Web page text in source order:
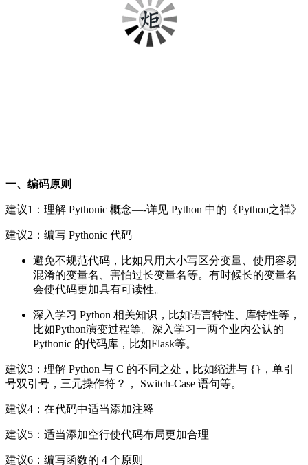
一、编码原则
建议1：理解 Pythonic 概念—-详见 Python 中的《Python之禅》
建议2：编写 Pythonic 代码
避免不规范代码，比如只用大小写区分变量、使用容易
混淆的变量名、害怕过长变量名等。有时候长的变量名
会使代码更加具有可读性。
深入学习 Python 相关知识，比如语言特性、库特性等，
比如Python演变过程等。深入学习一两个业内公认的
Pythonic 的代码库，比如Flask等。
建议3：理解 Python 与 C 的不同之处，比如缩进与 {}，单引
号双引号，三元操作符？， Switch-Case 语句等。
建议4：在代码中适当添加注释
建议5：适当添加空行使代码布局更加合理
建议6：编写函数的 4 个原则